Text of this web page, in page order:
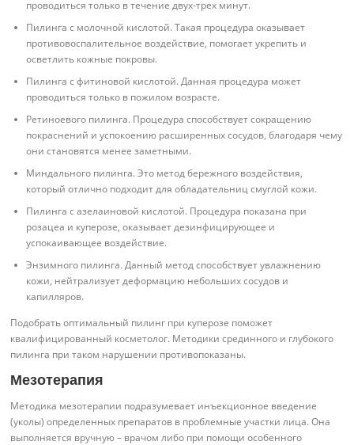
проводиться только в течение двух-трех минут.
Пилинга с молочной кислотой. Такая процедура оказывает
противовоспалительное воздействие, помогает укрепить и
осветлить кожные покровы.
Пилинга с фитиновой кислотой. Данная процедура может
проводиться только в пожилом возрасте.
Ретиноевого пилинга. Процедура способствует сокращению
покраснений и успокоению расширенных сосудов, благодаря чему
они становятся менее заметными.
Миндального пилинга. Это метод бережного воздействия,
который отлично подходит для обладательниц смуглой кожи.
Пилинга с азелаиновой кислотой. Процедура показана при
розацеа и куперозе, оказывает дезинфицирующее и
успокаивающее воздействие.
Энзимного пилинга. Данный метод способствует увлажнению
кожи, нейтрализует деформацию небольших сосудов и
капилляров.
Подобрать оптимальный пилинг при куперозе поможет
квалифицированный косметолог. Методики срединного и глубокого
пилинга при таком нарушении противопоказаны.
Мезотерапия
Методика мезотерапии подразумевает инъекционное введение
(уколы) определенных препаратов в проблемные участки лица. Она
выполняется вручную – врачом либо при помощи особенного